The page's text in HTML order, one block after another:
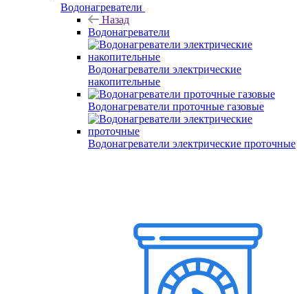
Водонагреватели
Назад
Водонагреватели
Водонагреватели электрические
накопительные
Водонагреватели проточные газовые
Водонагреватели электрические проточные